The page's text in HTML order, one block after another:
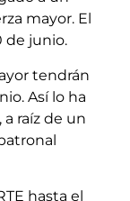
mayor. El
de junio.
tendrán
Así lo ha
, a raíz de un
hasta el